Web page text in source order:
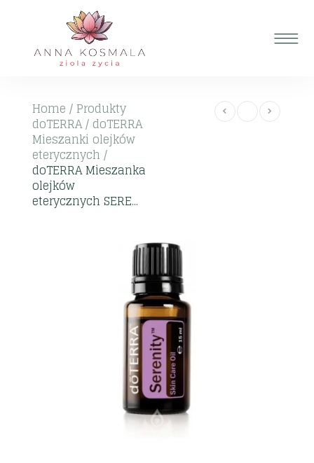
Home / Produkty
doTERRA/ doTERRA
Mieszanki olejków
eterycznych /
doTERRA Mieszanka
olejków
eterycznych SERE...